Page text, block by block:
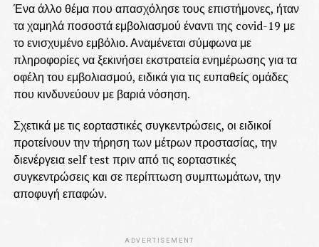
Ένα άλλο θέμα που απασχόλησε τους επιστήμονες, ήταν
τα χαμηλά ποσοστά εμβολιασμού έναντι της covid-19 με
το ενισχυμένο εμβόλιο. Αναμένεται σύμφωνα με
πληροφορίες να ξεκινήσει εκστρατεία ενημέρωσης για τα
οφέλη του εμβολιασμού, ειδικά για τις ευπαθείς ομάδες
που κινδυνεύουν με βαριά νόσηση.
Σχετικά με τις εορταστικές συγκεντρώσεις, οι ειδικοί
προτείνουν την τήρηση των μέτρων προστασίας, την
διενέργεια self test πριν από τις εορταστικές
συγκεντρώσεις και σε περίπτωση συμπτωμάτων, την
αποφυγή επαφών.
ADVERTISEMENT